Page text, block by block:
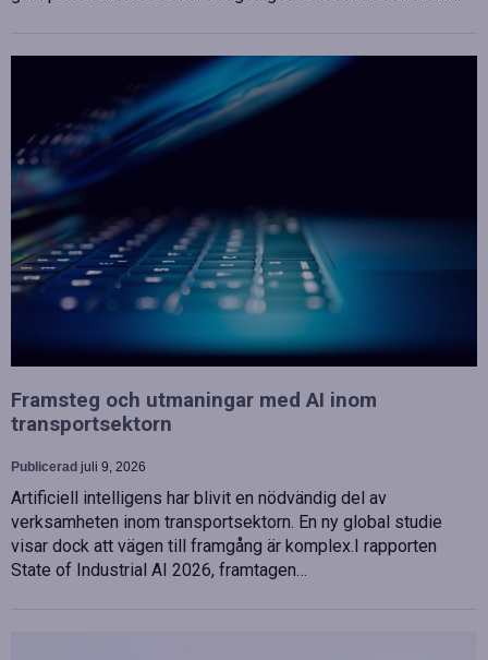
Framsteg och utmaningar med AI inom
transportsektorn
Publicerad juli 9, 2026
Artificiell intelligens har blivit en nödvändig del av
verksamheten inom transportsektorn. En ny global studie
visar dock att vägen till framgång är komplex.I rapporten
State of Industrial AI 2026, framtagen…